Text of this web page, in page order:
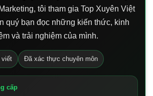
tôi tham gia Top Xuyên Việt
quý bạn đọc những kiến thức, kinh
và trải nghiệm của mình.
viết Đã xác thực chuyên môn
cấp